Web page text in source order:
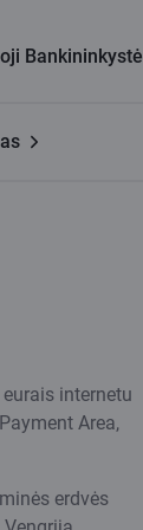
Bankininkystė
internetu
Area,
erdvės